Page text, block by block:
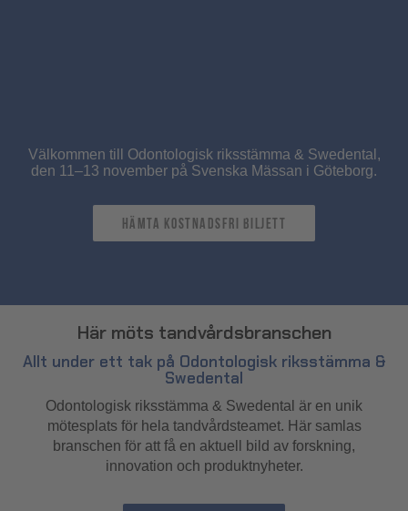
Välkommen till Odontologisk riksstämma & Swedental,
den 11–13 november på Svenska Mässan i Göteborg.
hämta kostnadsfri biljett
Här möts tandvårdsbranschen
Allt under ett tak på Odontologisk riksstämma &
Swedental
Odontologisk riksstämma & Swedental är en unik
mötesplats för hela tandvårdsteamet. Här samlas
branschen för att få en aktuell bild av forskning,
innovation och produktnyheter.